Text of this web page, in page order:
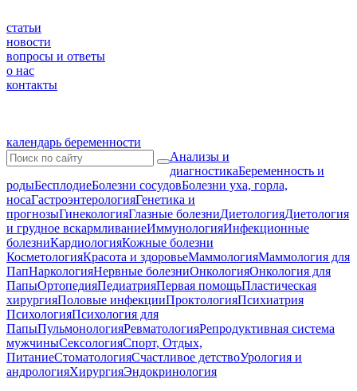
статьи
новости
вопросы и ответы
о нас
контакты
календарь беременности
Анализы и
диагностикаБеременность и
родыБесплодиеБолезни сосудовБолезни уха, горла,
носаГастроэнтерологияГенетика и
прогнозыГинекологияГлазные болезниДиетологияДиетология
и грудное вскармливаниеИммунологияИнфекционные
болезниКардиологияКожные болезни
КосметологияКрасота и здоровьеМаммологияМаммология для
ПапНаркологияНервные болезниОнкологияОнкология для
ПапыОртопедияПедиатрияПервая помощьПластическая
хирургияПоловые инфекцииПроктологияПсихиатрия
ПсихологияПсихология для
ПапыПульмонологияРевматологияРепродуктивная система
мужчиныСексологияСпорт, Отдых,
ПитаниеСтоматологияСчастливое детствоУрология и
андрологияХирургияЭндокринология